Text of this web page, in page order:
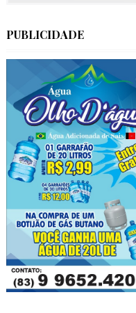
PUBLICIDADE